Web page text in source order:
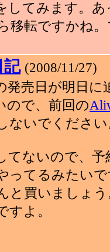
してみます。
移転ですかね
(2008/11/27)
売日が明日に
ので、前回の
ないでくださ
てないので、
ってるみたい
と買いましょ
すよ。